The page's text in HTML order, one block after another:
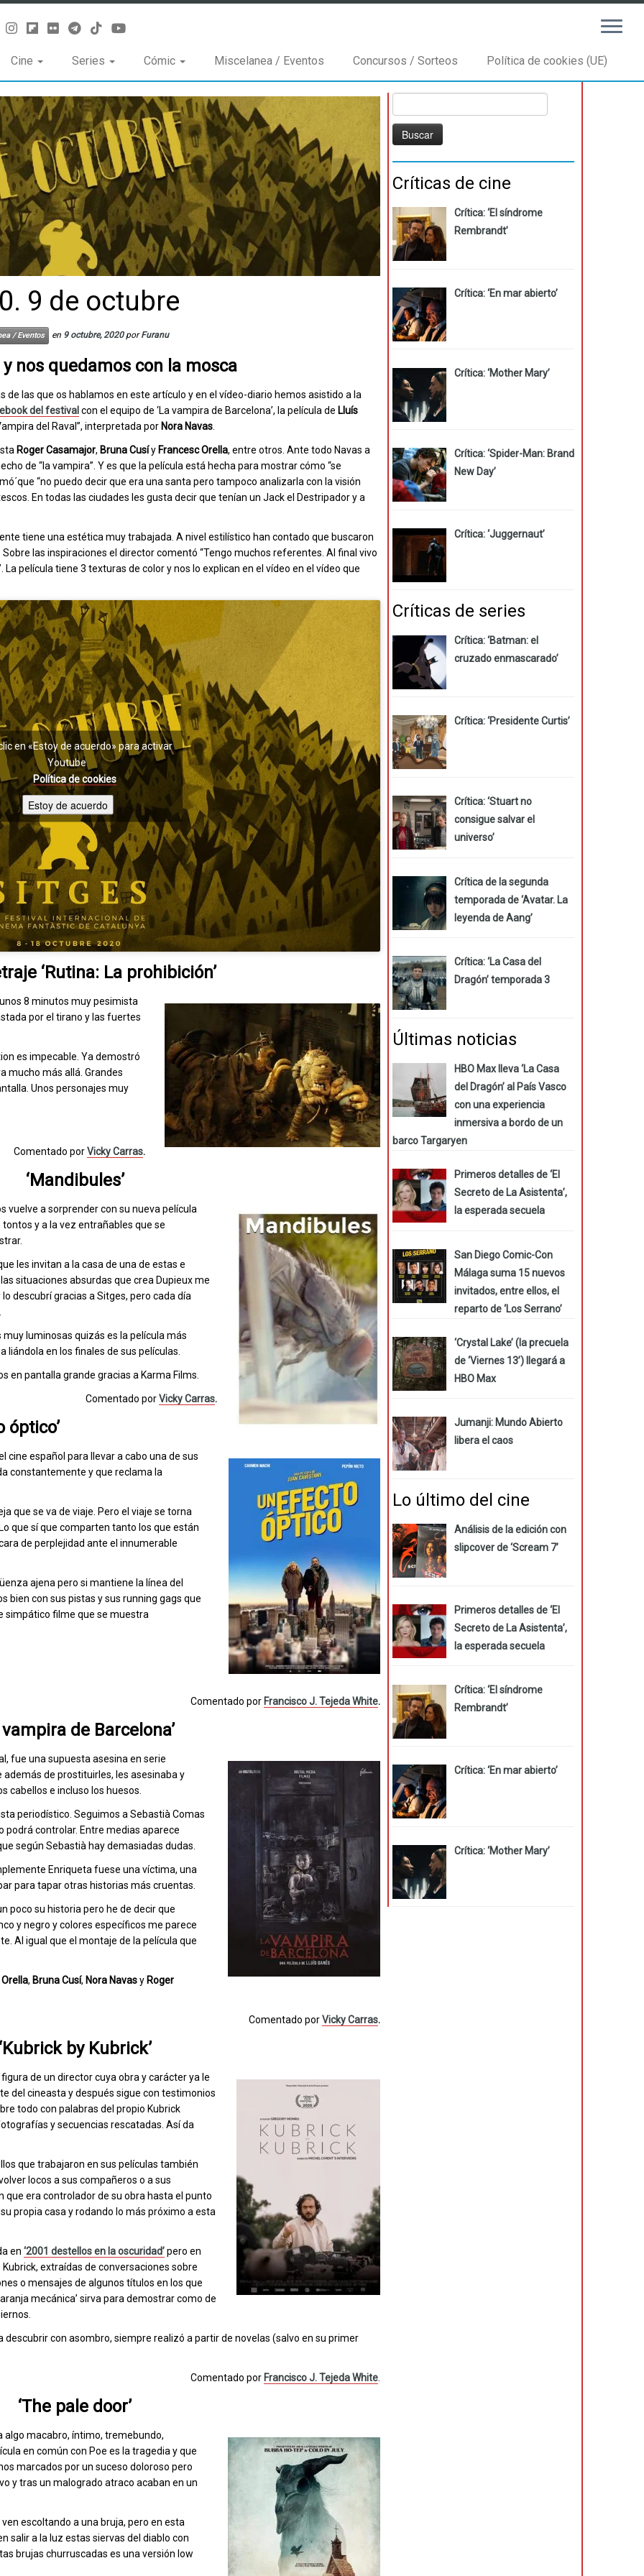
Cine Series Cómic Miscelanea / Eventos Concursos / Sorteos Política de cookies (UE)
9 de octubre
/ Eventos en 9 octubre, 2020 porFuranu
nos quedamos con la mosca
de las que os hablamos en este artículo y en el vídeo-diario hemos asistido a la
del festival con el equipo de ‘La vampira de Barcelona’, la película de Lluís
del Raval”, interpretada por Nora Navas
Roger Casamajor, Bruna Cusíy Francesc Orella, entre otros. Ante todo Navas a
de “la vampira”. Y es que la película está hecha para mostrar cómo “se
“no puedo decir que era una santa pero tampoco analizarla con la visión
En todas las ciudades les gusta decir que tenían un Jack el Destripador y a
tiene una estética muy trabajada. A nivel estilístico han contado que buscaron
las inspiraciones el director comentó “Tengo muchos referentes. Al final vivo
película tiene 3 texturas de color y nos lo explican en el vídeo en el vídeo que
en «Estoy de acuerdo» para activar
Youtube
Política de cookies
Estoy de acuerdo
‘Rutina: La prohibición’
unos 8 minutos muy pesimista
por el tirano y las fuertes
es impecable. Ya demostró
mucho más allá. Grandes
Unos personajes muy
Comentado porVicky Carras.
‘Mandibules’
vuelve a sorprender con su nueva película
y a la vez entrañables que se
les invitan a la casa de una de estas e
situaciones absurdas que crea Dupieux me
descubrí gracias a Sitges, pero cada día
luminosas quizás es la película más
en los finales de sus películas.
en pantalla grande gracias a Karma Films.
Comentado porVicky Carras.
óptico’
cine español para llevar a cabo una de sus
constantemente y que reclama la
que se va de viaje. Pero el viaje se torna
que sí que comparten tanto los que están
de perplejidad ante el innumerable
ajena pero si mantiene la línea del
bien con sus pistas y sus running gags que
simpático filme que se muestra
Comentado por Francisco J. Tejeda White.
vampira de Barcelona’
fue una supuesta asesina en serie
de prostituirles, les asesinaba y
cabellos e incluso los huesos.
periodístico. Seguimos a Sebastià Comas
podrá controlar. Entre medias aparece
según Sebastià hay demasiadas dudas.
Enriqueta fuese una víctima, una
para tapar otras historias más cruentas.
poco su historia pero he de decir que
y negro y colores específicos me parece
Al igual que el montaje de la película que
Orella, BrunaCusí, Nora Navasy Roger
Comentado porVicky Carras.
by Kubrick’
de un director cuya obra y carácter ya le
del cineasta y después sigue con testimonios
todo con palabras del propio Kubrick
y secuencias rescatadas. Así da
que trabajaron en sus películas también
locos a sus compañeros o a sus
era controlador de su obra hasta el punto
propia casa y rodando lo más próximo a esta
en ‘2001 destellos en la oscuridad’pero en
extraídas de conversaciones sobre
o mensajes de algunos títulos en los que
mecánica’ sirva para demostrar como de
descubrir con asombro, siempre realizó a partir de novelas (salvo en su primer
Comentado por Francisco J. Tejeda White.
‘The pale door’
algo macabro, íntimo, tremebundo,
en común con Poe es la tragedia y que
marcados por un suceso doloroso pero
y tras un malogrado atraco acaban en un
escoltando a una bruja, pero en esta
salir a la luz estas siervas del diablo con
brujas churruscadas es una versión low
Críticas de cine
Crítica: ‘El síndrome
Rembrandt’
Crítica: ‘En mar abierto’
Crítica: ‘Mother Mary’
Crítica: ‘Spider-Man: Brand
New Day’
Crítica: ‘Juggernaut’
Críticas de series
Crítica: ‘Batman: el
cruzado enmascarado’
Crítica: ‘Presidente Curtis’
Crítica: ‘Stuart no
consigue salvar el
universo’
Crítica de la segunda
temporada de ‘Avatar. La
leyenda de Aang’
Crítica: ‘La Casa del
Dragón’ temporada 3
Últimas noticias
HBO Max lleva ‘La Casa
del Dragón’ al País Vasco
con una experiencia
inmersiva a bordo de un
barco Targaryen
Primeros detalles de ‘El
Secreto de La Asistenta’,
la esperada secuela
San Diego Comic-Con
Málaga suma 15 nuevos
invitados, entre ellos, el
reparto de ‘Los Serrano’
‘Crystal Lake’ (la precuela
de ‘Viernes 13’) llegará a
HBO Max
Jumanji: Mundo Abierto
libera el caos
Lo último del cine
Análisis de la edición con
slipcover de ‘Scream 7’
Primeros detalles de ‘El
Secreto de La Asistenta’,
la esperada secuela
Crítica: ‘El síndrome
Rembrandt’
Crítica: ‘En mar abierto’
Crítica: ‘Mother Mary’